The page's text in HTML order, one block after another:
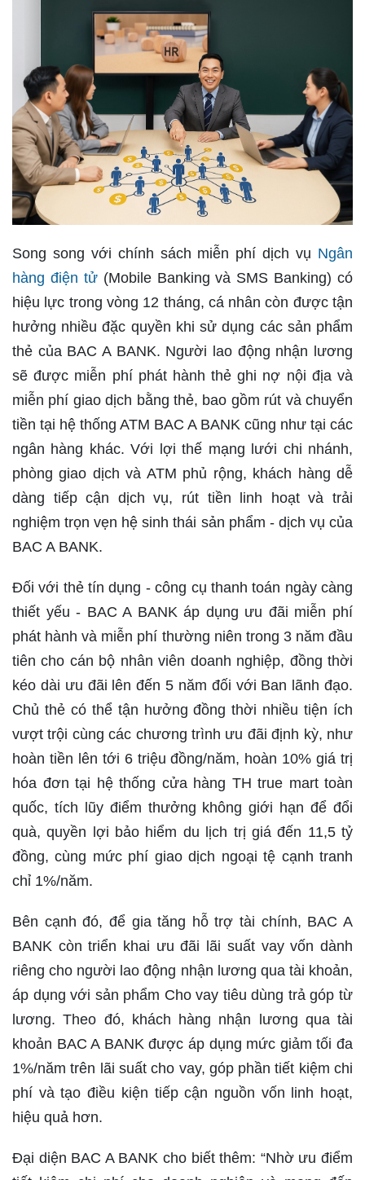
Song song với chính sách miễn phí dịch vụ Ngân
hàng điện tử(Mobile Banking và SMS Banking) có
hiệu lực trong vòng 12 tháng, cá nhân còn được tận
hưởng nhiều đặc quyền khi sử dụng các sản phẩm
thẻ của BAC A BANK. Người lao động nhận lương
sẽ được miễn phí phát hành thẻ ghi nợ nội địa và
miễn phí giao dịch bằng thẻ, bao gồm rút và chuyển
tiền tại hệ thống ATM BAC A BANK cũng như tại các
ngân hàng khác. Với lợi thế mạng lưới chi nhánh,
phòng giao dịch và ATM phủ rộng, khách hàng dễ
dàng tiếp cận dịch vụ, rút tiền linh hoạt và trải
nghiệm trọn vẹn hệ sinh thái sản phẩm - dịch vụ của
BAC A BANK.
Đối với thẻ tín dụng - công cụ thanh toán ngày càng
thiết yếu - BAC A BANK áp dụng ưu đãi miễn phí
phát hành và miễn phí thường niên trong 3 năm đầu
tiên cho cán bộ nhân viên doanh nghiệp, đồng thời
kéo dài ưu đãi lên đến 5 năm đối với Ban lãnh đạo.
Chủ thẻ có thể tận hưởng đồng thời nhiều tiện ích
vượt trội cùng các chương trình ưu đãi định kỳ, như
hoàn tiền lên tới 6 triệu đồng/năm, hoàn 10% giá trị
hóa đơn tại hệ thống cửa hàng TH true mart toàn
quốc, tích lũy điểm thưởng không giới hạn để đổi
quà, quyền lợi bảo hiểm du lịch trị giá đến 11,5 tỷ
đồng, cùng mức phí giao dịch ngoại tệ cạnh tranh
chỉ 1%/năm.
Bên cạnh đó, để gia tăng hỗ trợ tài chính, BAC A
BANK còn triển khai ưu đãi lãi suất vay vốn dành
riêng cho người lao động nhận lương qua tài khoản,
áp dụng với sản phẩm Cho vay tiêu dùng trả góp từ
lương. Theo đó, khách hàng nhận lương qua tài
khoản BAC A BANK được áp dụng mức giảm tối đa
1%/năm trên lãi suất cho vay, góp phần tiết kiệm chi
phí và tạo điều kiện tiếp cận nguồn vốn linh hoạt,
hiệu quả hơn.
Đại diện BAC A BANK cho biết thêm: “Nhờ ưu điểm